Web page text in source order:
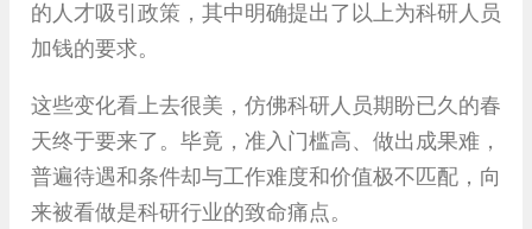
的人才吸引政策，其中明确提出了以上为科研人员
加钱的要求。
这些变化看上去很美，仿佛科研人员期盼已久的春
天终于要来了。毕竟，准入门槛高、做出成果难，
普遍待遇和条件却与工作难度和价值极不匹配，向
来被看做是科研行业的致命痛点。